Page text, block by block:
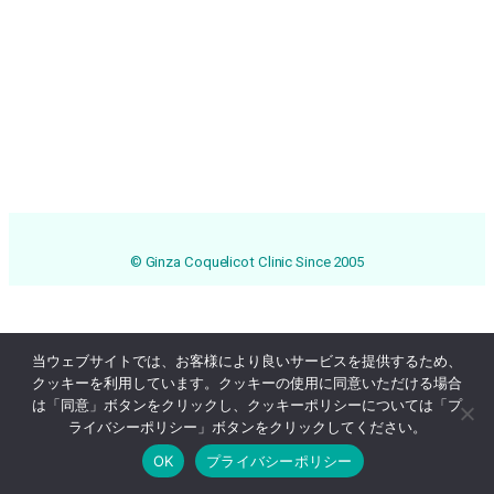
Online Reservation 03-3569-1233
© Ginza Coquelicot Clinic Since 2005
当ウェブサイトでは、お客様により良いサービスを提供するため、
クッキーを利用しています。クッキーの使用に同意いただける場合
は「同意」ボタンをクリックし、クッキーポリシーについては「プ
ライバシーポリシー」ボタンをクリックしてください。
OK
プライバシーポリシー